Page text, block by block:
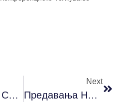
WBF MOVE Call For Proposals Is Now OPEN!
Next
Предавања На Јасухиро Јашима